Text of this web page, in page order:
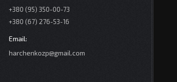
+380 (95) 350-00-73
+380 (67) 276-53-16
harchenkozp@gmail.com